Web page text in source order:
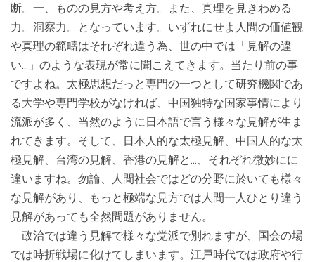
断。一、ものの見方や考え方。また、真理を見きわめる
力。洞察力。となっています。いずれにせよ人間の価値観
や真理の範疇はそれぞれ違う為、世の中では「見解の違
い…」のような表現が常に聞こえてきます。当たり前の事
ですよね。太極思想だっと専門の一つとして研究機関であ
る大学や専門学校がなければ、中国独特な国家事情により
流派が多く、当然のように日本語で言う様々な見解が生ま
れてきます。そして、日本人的な太極見解、中国人的な太
極見解、台湾の見解、香港の見解と…、それぞれ微妙にに
違いますね。勿論、人間社会ではどの分野に於いても様々
な見解があり、もっと極端な見方では人間一人ひとり違う
見解があっても全然問題がありません。
政治では違う見解で様々な党派で別れますが、国会の場
では時折戦場に化けてしまいます。江戸時代では政府や行